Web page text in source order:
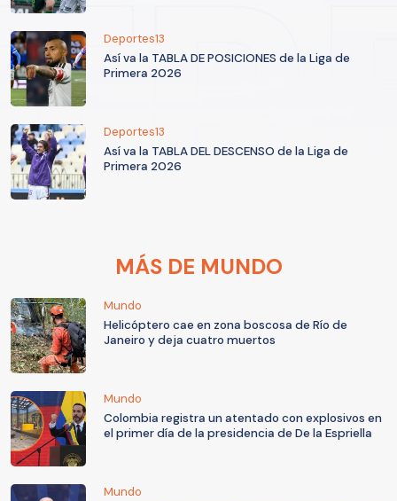
Deportes13
Así va la TABLA DE POSICIONES de la Liga de
Primera 2026
Deportes13
Así va la TABLA DEL DESCENSO de la Liga de
Primera 2026
MÁS DE MUNDO
Mundo
Helicóptero cae en zona boscosa de Río de
Janeiro y deja cuatro muertos
Mundo
Colombia registra un atentado con explosivos en
el primer día de la presidencia de De la Espriella
Mundo